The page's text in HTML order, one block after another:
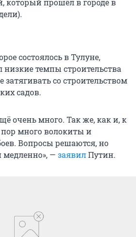
который прошёл в городе в
состоялось в Тулуне,
низкие темпы строительства
затягивать со строительством
садов.
очень много. Так же, как и, к
много волокиты и
Вопросы решаются, но
медленно», — заявилПутин.